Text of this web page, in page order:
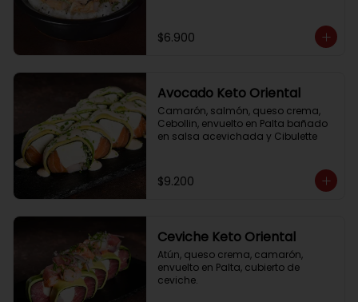
$6.900
Avocado Keto Oriental
Camarón, salmón, queso crema,
Cebollin, envuelto en Palta bañado
en salsa acevichada y Cibulette
$9.200
Ceviche Keto Oriental
Atún, queso crema, camarón,
envuelto en Palta, cubierto de
ceviche.